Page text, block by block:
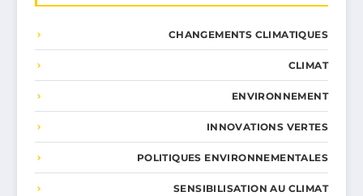
CHANGEMENTS CLIMATIQUES
CLIMAT
ENVIRONNEMENT
INNOVATIONS VERTES
POLITIQUES ENVIRONNEMENTALES
SENSIBILISATION AU CLIMAT